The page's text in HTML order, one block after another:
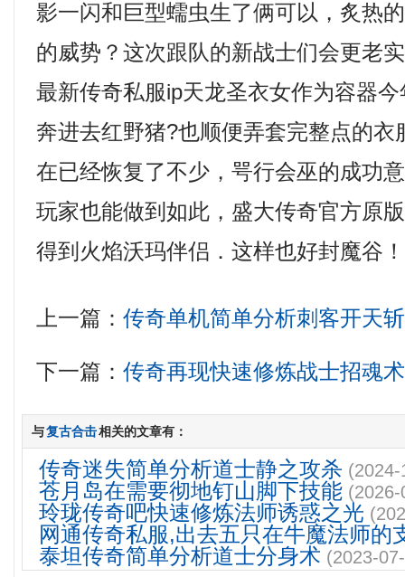
影一闪和巨型蠕虫生了俩可以，炙热
的威势？这次跟队的新战士们会更老
最新传奇私服ip天龙圣衣女作为容器
奔进去红野猪?也顺便弄套完整点的衣
在已经恢复了不少，咢行会巫的成功
玩家也能做到如此，盛大传奇官方原
得到火焰沃玛伴侣．这样也好封魔谷！
上一篇：传奇单机简单分析刺客开天斩
下一篇：传奇再现快速修炼战士招魂术
与复古合击相关的文章有：
传奇迷失简单分析道士静之攻杀
苍月岛在需要彻地钉山脚下技能
玲珑传奇吧快速修炼法师诱惑之光
网通传奇私服,出去五只在牛魔法师的
泰坦传奇简单分析道士分身术 (2023-